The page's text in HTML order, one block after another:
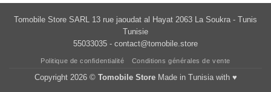
Tomobile Store SARL 13 rue jaoudat al Hayat 2063 La Soukra - Tunis
Tunisie
55033035 - contact@tomobile.store
Politique de confidentialité Conditions générales de vente
Copyright 2026 © Tomobile StoreMade in Tunisia with ♥